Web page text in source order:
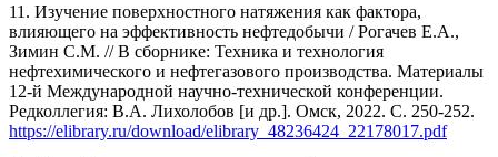
11. Изучение поверхностного натяжения как фактора,
влияющего на эффективность нефтедобычи / Рогачев Е.А.,
Зимин С.М. // В сборнике: Техника и технология
нефтехимического и нефтегазового производства. Материалы
12-й Международной научно-технической конференции.
Редколлегия: В.А. Лихолобов [и др.]. Омск, 2022. С. 250-252.
https://elibrary.ru/download/elibrary_48236424_22178017.pdf